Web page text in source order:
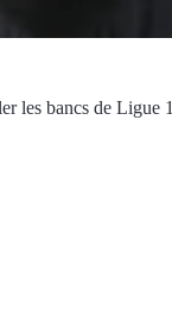
les bancs de Ligue 1